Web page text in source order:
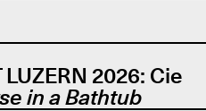
LUZERN 2026: Cie
in a Bathtub